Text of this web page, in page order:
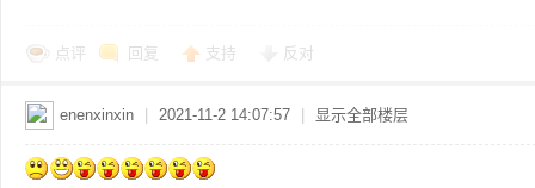
点评 回复 支持 反对
enenxinxin 2021-11-2 14:07:57 显示全部楼层